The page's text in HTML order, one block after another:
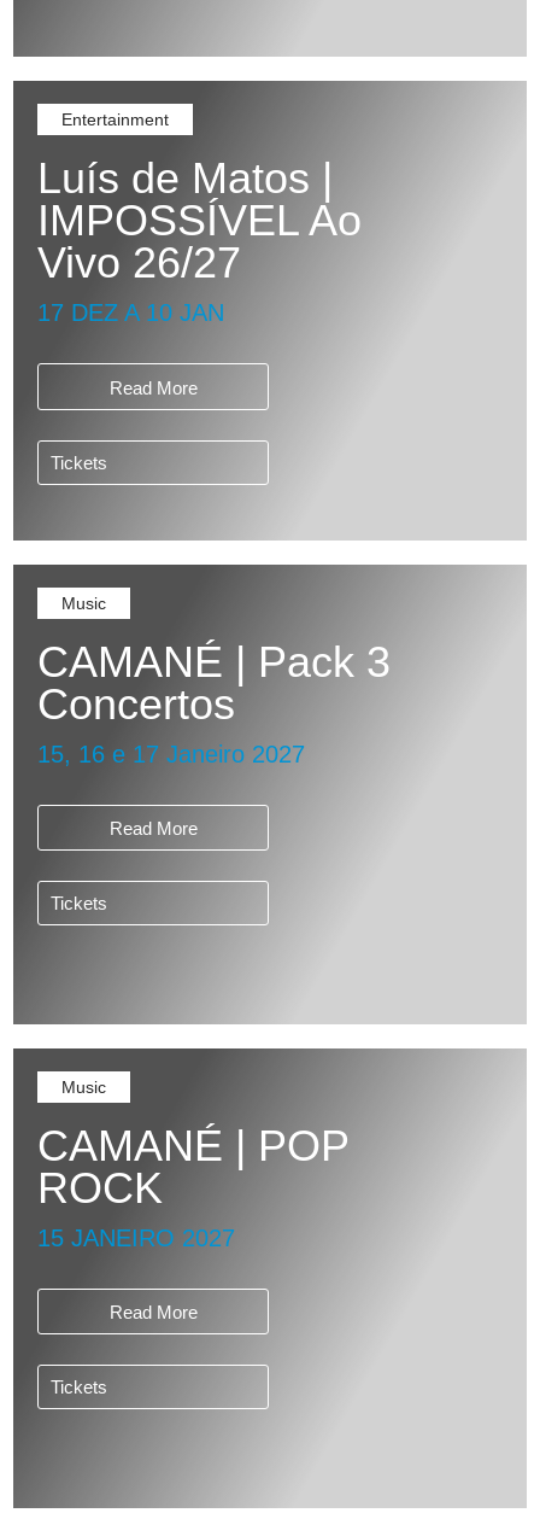
Entertainment
Luís de Matos |
IMPOSSÍVEL Ao
Vivo 26/27
17 DEZ A 10 JAN
Read More
Tickets
Music
CAMANÉ | Pack 3
Concertos
15, 16 e 17 Janeiro 2027
Read More
Tickets
Music
CAMANÉ | POP
ROCK
15 JANEIRO 2027
Read More
Tickets